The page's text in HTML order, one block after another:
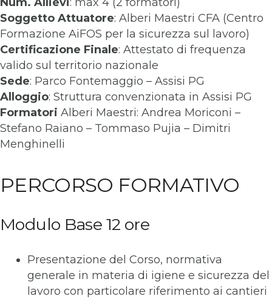
Soggetto Attuatore: Alberi Maestri CFA (Centro
Formazione AiFOS per la sicurezza sul lavoro)
Certificazione Finale: Attestato di frequenza
valido sul territorio nazionale
Sede: Parco Fontemaggio – Assisi PG
Alloggio: Struttura convenzionata in Assisi PG
Formatori Alberi Maestri: Andrea Moriconi –
Stefano Raiano – Tommaso Pujia – Dimitri
Menghinelli
PERCORSO FORMATIVO
Modulo Base 12 ore
Presentazione del Corso, normativa
generale in materia di igiene e sicurezza del
lavoro con particolare riferimento ai cantieri